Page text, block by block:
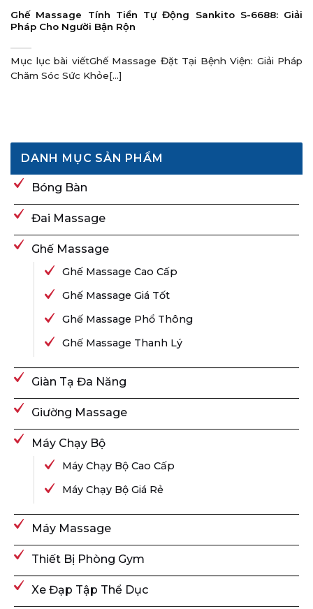
Ghế Massage Tính Tiền Tự Động Sankito S-6688: Giải
Pháp Cho Người Bận Rộn
Mục lục bài viếtGhế Massage Đặt Tại Bệnh Viện: Giải Pháp
Chăm Sóc Sức Khỏe[...]
DANH MỤC SẢN PHẨM
Bóng Bàn
Đai Massage
Ghế Massage
Ghế Massage Cao Cấp
Ghế Massage Giá Tốt
Ghế Massage Phổ Thông
Ghế Massage Thanh Lý
Giàn Tạ Đa Năng
Giường Massage
Máy Chạy Bộ
Máy Chạy Bộ Cao Cấp
Máy Chạy Bộ Giá Rẻ
Máy Massage
Thiết Bị Phòng Gym
Xe Đạp Tập Thể Dục